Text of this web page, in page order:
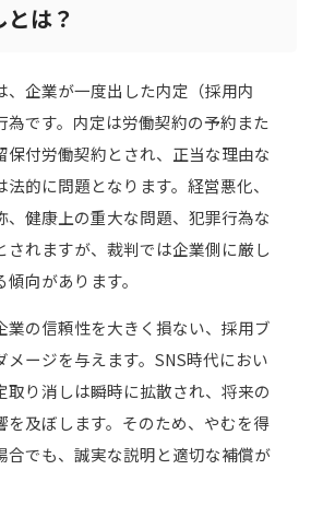
は？
、企業が一度出した内定（採用内
為です。内定は労働契約の予約また
保付労働契約とされ、正当な理由な
法的に問題となります。経営悪化、
、健康上の重大な問題、犯罪行為な
されますが、裁判では企業側に厳し
向があります。
業の信頼性を大きく損ない、採用ブ
メージを与えます。SNS時代におい
取り消しは瞬時に拡散され、将来の
を及ぼします。そのため、やむを得
合でも、誠実な説明と適切な補償が